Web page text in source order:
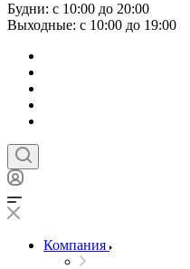
Будни: с 10:00 до 20:00
Выходные: с 10:00 до 19:00
Компания